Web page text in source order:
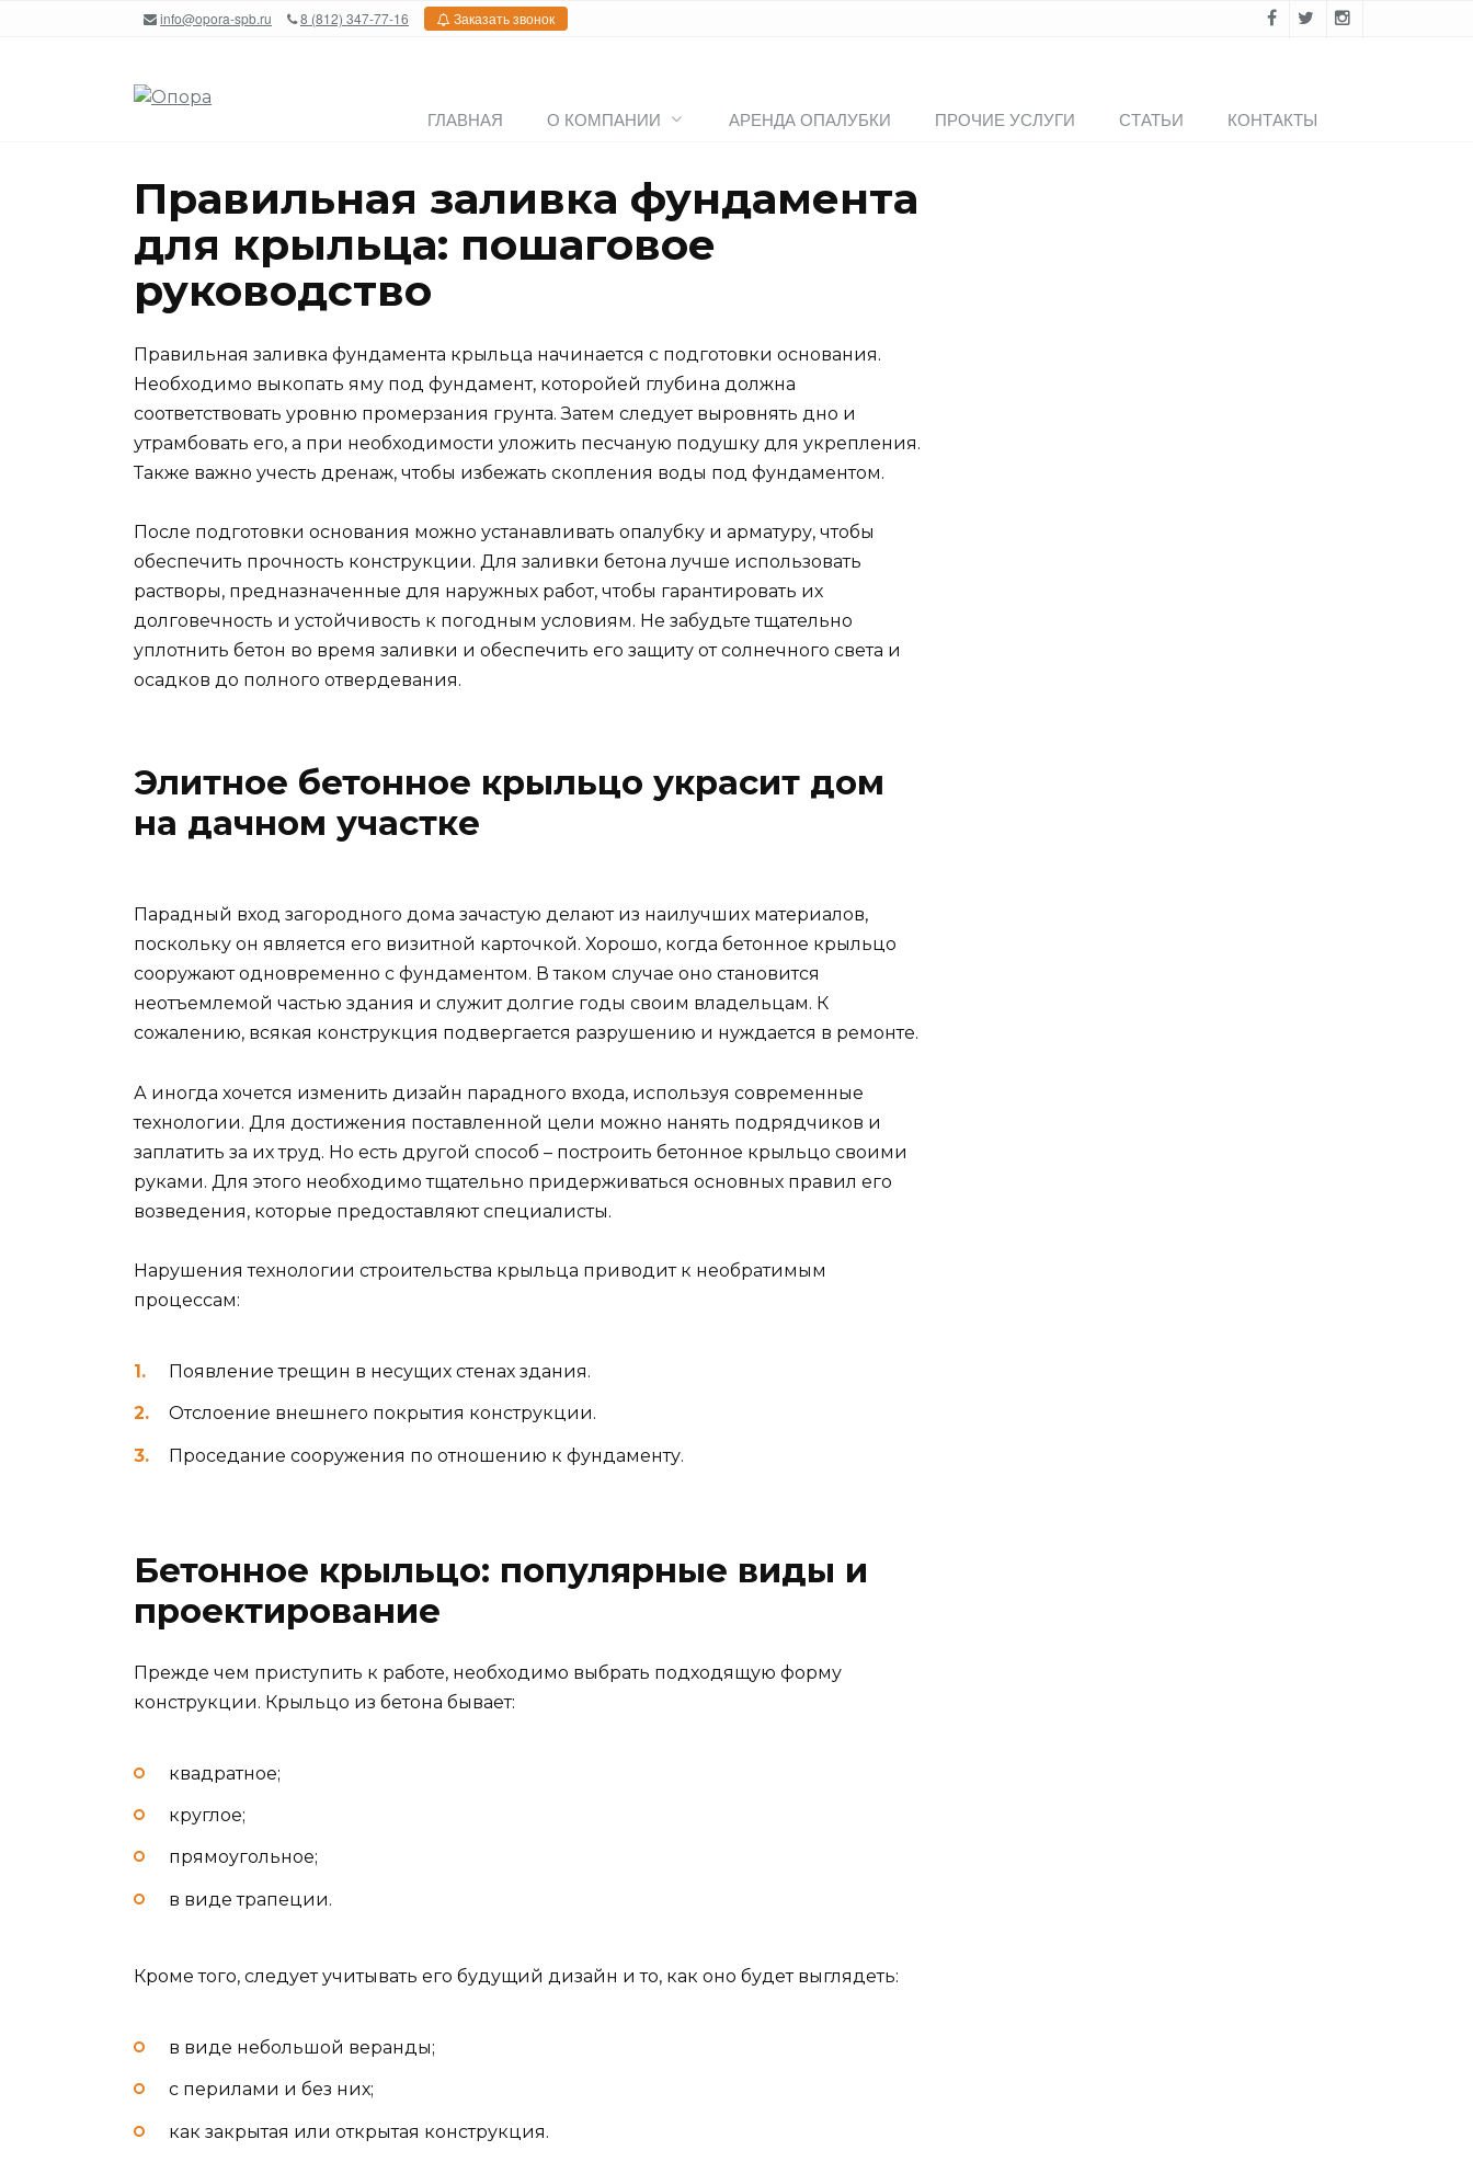
info@opora-spb.ru 8 (812) 347-77-16 Заказать звонок
ГЛАВНАЯ О КОМПАНИИ АРЕНДА ОПАЛУБКИ ПРОЧИЕ УСЛУГИ СТАТЬИ КОНТАКТЫ
Правильная заливка фундамента
для крыльца: пошаговое
руководство
Правильная заливка фундамента крыльца начинается с подготовки основания.
Необходимо выкопать яму под фундамент, которойей глубина должна
соответствовать уровню промерзания грунта. Затем следует выровнять дно и
утрамбовать его, а при необходимости уложить песчаную подушку для укрепления.
Также важно учесть дренаж, чтобы избежать скопления воды под фундаментом.
После подготовки основания можно устанавливать опалубку и арматуру, чтобы
обеспечить прочность конструкции. Для заливки бетона лучше использовать
растворы, предназначенные для наружных работ, чтобы гарантировать их
долговечность и устойчивость к погодным условиям. Не забудьте тщательно
уплотнить бетон во время заливки и обеспечить его защиту от солнечного света и
осадков до полного отвердевания.
Элитное бетонное крыльцо украсит дом
на дачном участке
Парадный вход загородного дома зачастую делают из наилучших материалов,
поскольку он является его визитной карточкой. Хорошо, когда бетонное крыльцо
сооружают одновременно с фундаментом. В таком случае оно становится
неотъемлемой частью здания и служит долгие годы своим владельцам. К
сожалению, всякая конструкция подвергается разрушению и нуждается в ремонте.
А иногда хочется изменить дизайн парадного входа, используя современные
технологии. Для достижения поставленной цели можно нанять подрядчиков и
заплатить за их труд. Но есть другой способ – построить бетонное крыльцо своими
руками. Для этого необходимо тщательно придерживаться основных правил его
возведения, которые предоставляют специалисты.
Нарушения технологии строительства крыльца приводит к необратимым
процессам:
Появление трещин в несущих стенах здания.
Отслоение внешнего покрытия конструкции.
Проседание сооружения по отношению к фундаменту.
Бетонное крыльцо: популярные виды и
проектирование
Прежде чем приступить к работе, необходимо выбрать подходящую форму
конструкции. Крыльцо из бетона бывает:
квадратное;
круглое;
прямоугольное;
в виде трапеции.
Кроме того, следует учитывать его будущий дизайн и то, как оно будет выглядеть:
в виде небольшой веранды;
с перилами и без них;
как закрытая или открытая конструкция.